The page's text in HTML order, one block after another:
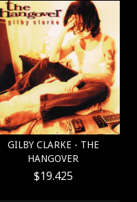
GILBY CLARKE - THE
HANGOVER
$19.425